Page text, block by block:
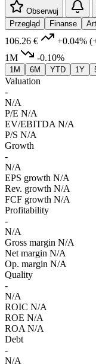
Obserwuj
Przegląd
Finanse
106.26 € +0.04%
1M
-0.10%
1M 6M YTD 1Y
Valuation
-
N/A
P/E N/A
EV/EBITDA N/A
P/S N/A
Growth
-
N/A
EPS growth N/A
Rev. growth N/A
FCF growth N/A
Profitability
-
N/A
Gross margin N/A
Net margin N/A
Op. margin N/A
Quality
-
N/A
ROIC N/A
ROE N/A
ROA N/A
Debt
-
N/A